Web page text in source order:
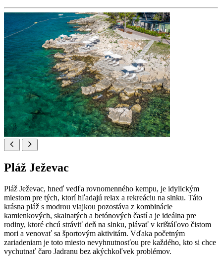
Pláž Ježevac
Pláž Ježevac, hneď vedľa rovnomenného kempu, je idylickým
miestom pre tých, ktorí hľadajú relax a rekreáciu na slnku. Táto
krásna pláž s modrou vlajkou pozostáva z kombinácie
kamienkových, skalnatých a betónových častí a je ideálna pre
rodiny, ktoré chcú stráviť deň na slnku, plávať v krištáľovo čistom
mori a venovať sa športovým aktivitám. Vďaka početným
zariadeniam je toto miesto nevyhnutnosťou pre každého, kto si chce
vychutnať čaro Jadranu bez akýchkoľvek problémov.